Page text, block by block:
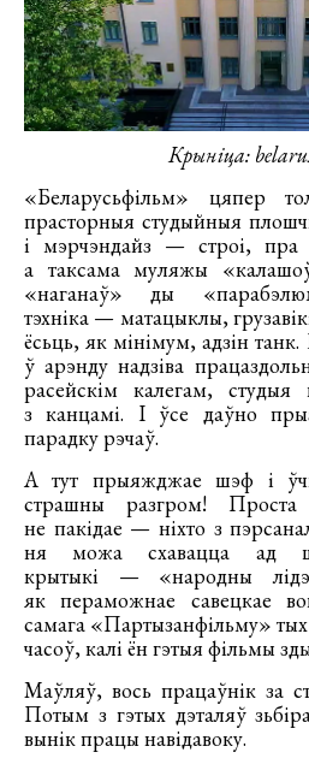
Крыніца:
«Беларусьфільм» цяпер
прасторныя студыйныя
і мэрчэндайз — строі,
а таксама муляжы
«наганаў» ды
тэхніка — матацыклы,
ёсьць, як мінімум, адзін танк.
ў арэнду надзіва
расейскім калегам, студыя
з канцамі. І ўсе даўно
парадку рэчаў.
А тут прыяжджае шэф і
страшны разгром!
не пакідае — ніхто з
ня можа схавацца ад
крытыкі — «народны
як пераможнае савецкае
самага «Партызанфільму» тых
часоў, калі ён гэтыя фільмы
Маўляў, вось працаўнік за
Потым з гэтых дэталяў
вынік працы навідавоку.